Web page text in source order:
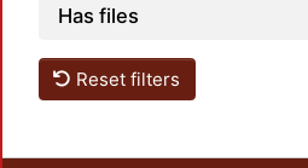
Has files
Reset filters